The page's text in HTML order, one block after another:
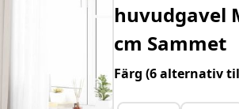
huvudgavel
cm Sammet
Färg(6 alternativ